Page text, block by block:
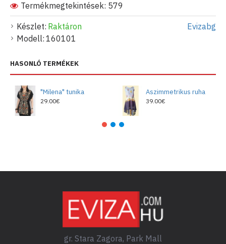
Készlet: Raktáron
Modell: 160101
Evizabg
Termékmegtekintések: 579
HASONLÓ TERMÉKEK
"Milena" tunika
29.00€
Aszimmetrikus ruha
39.00€
gr. Stara Zagora, Park Mall